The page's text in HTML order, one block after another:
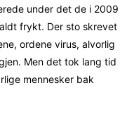
under det de i 2009
frykt. Der sto skrevet
ordene virus, alvorlig
Men det tok lang tid
mennesker bak